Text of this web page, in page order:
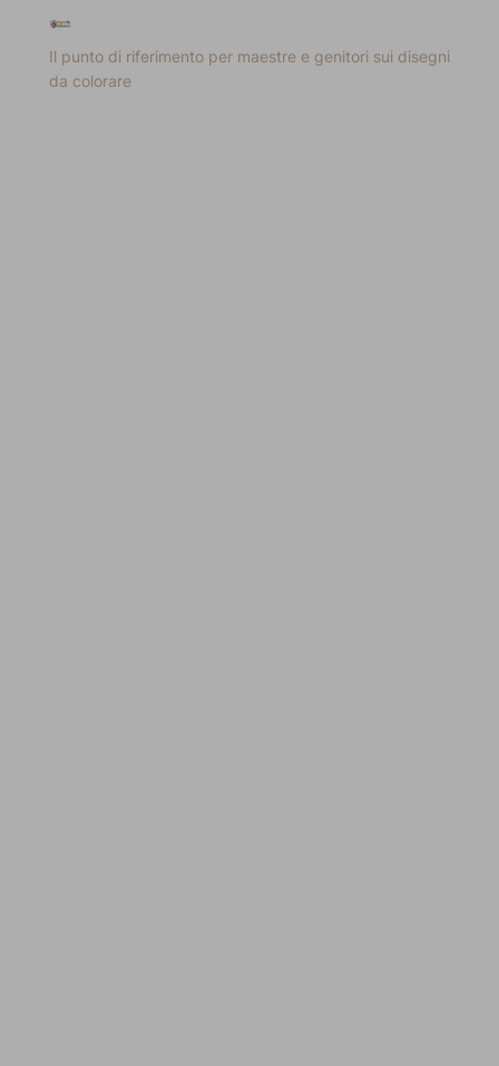
Il punto di riferimento per maestre e genitori sui disegni
da colorare